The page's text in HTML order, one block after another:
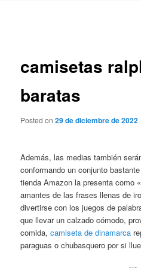
camisetas
baratas
Posted on29 de diciembre de 2022
Además, las medias también
conformando un conjunto
tienda Amazon la presenta como
amantes de las frases llenas de
divertirse con los juegos de
que llevar un calzado cómodo,
comida,camiseta de dinamarca
paraguas o chubasquero por si